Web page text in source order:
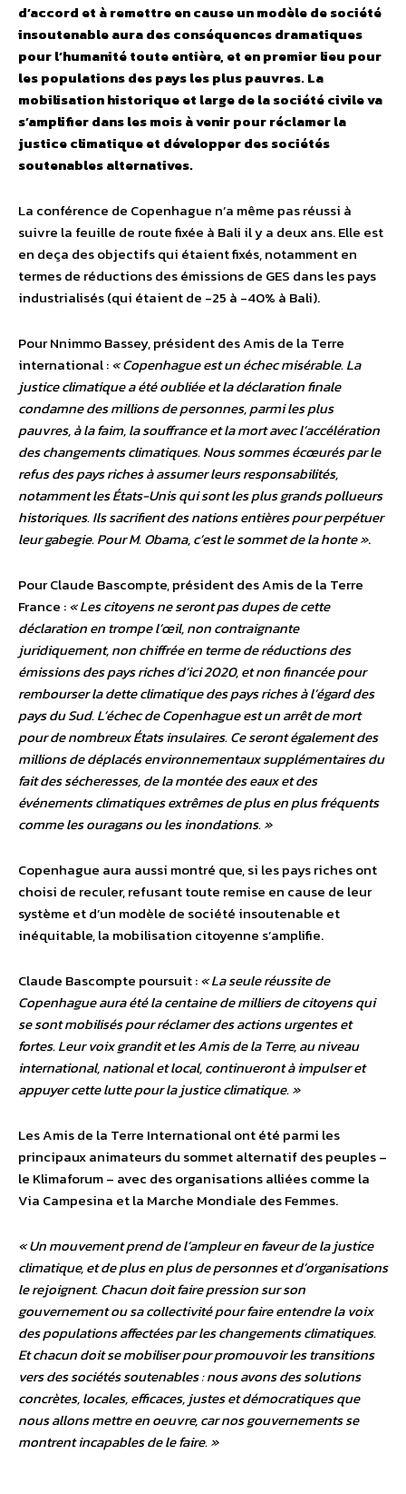
d’accord et à remettre en cause un modèle de société
insoutenable aura des conséquences dramatiques
pour l’humanité toute entière, et en premier lieu pour
les populations des pays les plus pauvres. La
mobilisation historique et large de la société civile va
s’amplifier dans les mois à venir pour réclamer la
justice climatique et développer des sociétés
soutenables alternatives.
La conférence de Copenhague n’a même pas réussi à
suivre la feuille de route fixée à Bali il y a deux ans. Elle est
en deça des objectifs qui étaient fixés, notamment en
termes de réductions des émissions de GES dans les pays
industrialisés (qui étaient de -25 à -40% à Bali).
Pour Nnimmo Bassey, président des Amis de la Terre
international :« Copenhague est un échec misérable. La
justice climatique a été oubliée et la déclaration finale
condamne des millions de personnes, parmi les plus
pauvres, à la faim, la souffrance et la mort avec l’accélération
des changements climatiques. Nous sommes écœurés par le
refus des pays riches à assumer leurs responsabilités,
notamment les États-Unis qui sont les plus grands pollueurs
historiques. Ils sacrifient des nations entières pour perpétuer
leur gabegie. Pour M. Obama, c’est le sommet de la honte ».
Pour Claude Bascompte, président des Amis de la Terre
France :« Les citoyens ne seront pas dupes de cette
déclaration en trompe l’œil, non contraignante
juridiquement, non chiffrée en terme de réductions des
émissions des pays riches d’ici 2020, et non financée pour
rembourser la dette climatique des pays riches à l’égard des
pays du Sud. L’échec de Copenhague est un arrêt de mort
pour de nombreux États insulaires. Ce seront également des
millions de déplacés environnementaux supplémentaires du
fait des sécheresses, de la montée des eaux et des
événements climatiques extrêmes de plus en plus fréquents
comme les ouragans ou les inondations. »
Copenhague aura aussi montré que, si les pays riches ont
choisi de reculer, refusant toute remise en cause de leur
système et d’un modèle de société insoutenable et
inéquitable, la mobilisation citoyenne s’amplifie.
Claude Bascompte poursuit :« La seule réussite de
Copenhague aura été la centaine de milliers de citoyens qui
se sont mobilisés pour réclamer des actions urgentes et
fortes. Leur voix grandit et les Amis de la Terre, au niveau
international, national et local, continueront à impulser et
appuyer cette lutte pour la justice climatique. »
Les Amis de la Terre International ont été parmi les
principaux animateurs du sommet alternatif des peuples –
le Klimaforum – avec des organisations alliées comme la
Via Campesina et la Marche Mondiale des Femmes.
« Un mouvement prend de l’ampleur en faveur de la justice
climatique, et de plus en plus de personnes et d’organisations
le rejoignent. Chacun doit faire pression sur son
gouvernement ou sa collectivité pour faire entendre la voix
des populations affectées par les changements climatiques.
Et chacun doit se mobiliser pour promouvoir les transitions
vers des sociétés soutenables : nous avons des solutions
concrètes, locales, efficaces, justes et démocratiques que
nous allons mettre en oeuvre, car nos gouvernements se
montrent incapables de le faire. »